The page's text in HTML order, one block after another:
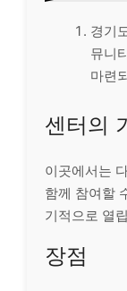
경기
뮤니
마련
센터의
이곳에서는
함께 참여할
기적으로 열
장점